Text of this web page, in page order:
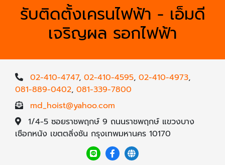
รับติดตั้งเครนไฟฟ้า - เอ็มดี
เจริญผล รอกไฟฟ้า
02-410-4747, 02-410-4595, 02-410-4973,
081-889-0402, 081-339-7800
md_hoist@yahoo.com
1/4-5 ซอยราชพฤกษ์ 9 ถนนราชพฤกษ์ แขวงบาง
เชือกหนัง เขตตลิ่งชัน กรุงเทพมหานคร 10170